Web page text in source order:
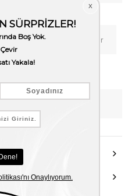
Fiyat Düşünce Haber Ver